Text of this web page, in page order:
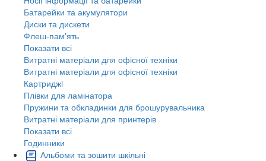
Батарейки та акумулятори
Диски та дискети
Флеш-пам'ять
Показати всі
Витратні матеріали для офісної техніки
Витратні матеріали для офісної техніки
Картриджi
Плівки для ламінатора
Пружини та обкладинки для брошурувальника
Витратні матеріали для принтерів
Показати всі
Годинники
Альбоми та зошити шкільні